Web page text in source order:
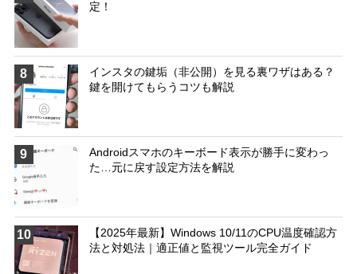
定！
8
インスタの鍵垢（非公開）を見る裏ワザはある？
鍵を開けてもらうコツも解説
9
Androidスマホのキーボード表示が勝手に変わっ
た…元に戻す設定方法を解説
10
【2025年最新】Windows 10/11のCPU温度確認方
法と対処法｜適正値と監視ツール完全ガイド